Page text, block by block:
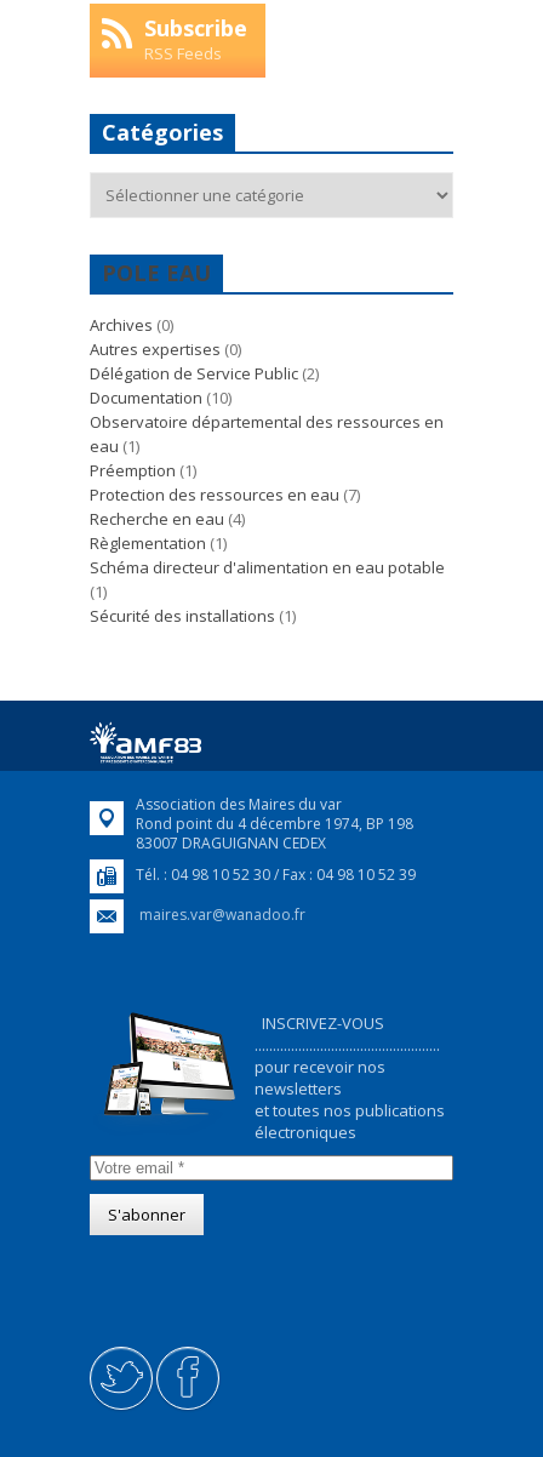
Subscribe
RSS Feeds
Catégories
POLE EAU
Archives (0)
Autres expertises (0)
Délégation de Service Public (2)
Documentation (10)
Observatoire départemental des ressources en
eau (1)
Préemption (1)
Protection des ressources en eau (7)
Recherche en eau (4)
Règlementation (1)
Schéma directeur d'alimentation en eau potable
(1)
Sécurité des installations (1)
Association des Maires du var
Rond point du 4 décembre 1974, BP 198
83007 DRAGUIGNAN CEDEX
Tél. : 04 98 10 52 30 / Fax : 04 98 10 52 39
maires.var@wanadoo.fr
INSCRIVEZ-VOUS
...................................................
pour recevoir nos
newsletters
et toutes nos publications
électroniques